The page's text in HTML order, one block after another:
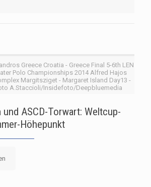
Greece Croatia - Greece Final 5-6th LEN
Polo Championships 2014 Alfred Hajos
Margitsziget - Margaret Island Day13 -
A.Staccioli/Insidefoto/Deepbluemedia
ASCD-Torwart: Weltcup-
Höhepunkt